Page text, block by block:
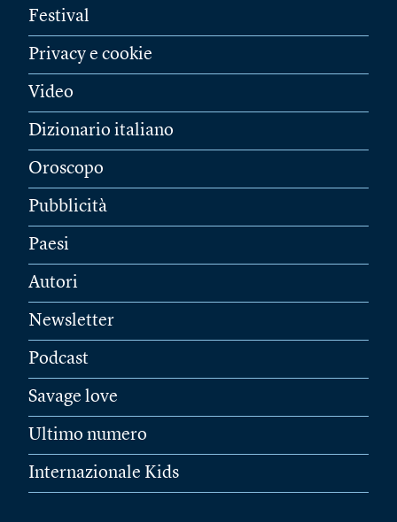
Festival
Privacy e cookie
Video
Dizionario italiano
Oroscopo
Pubblicità
Paesi
Autori
Newsletter
Podcast
Savage love
Ultimo numero
Internazionale Kids